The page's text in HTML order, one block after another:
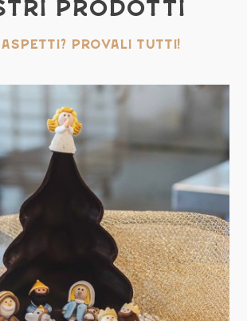
PRODOTTI
ASPETTI? PROVALI TUTTI!